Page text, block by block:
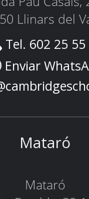
Llinars del
Tel. 602 25
Enviar
Mataró
Mataró